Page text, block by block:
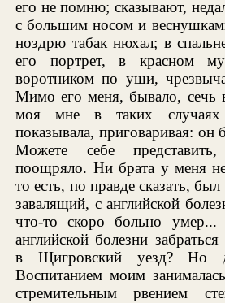
его не помню; сказывают,
с большим носом и
ноздрю табак нюхал; в
его портрет, в красном
воротником по уши,
Мимо его меня, бывало, сечь
моя мне в таких случаях
показывала, приговаривая: он
Можете себе
поощряло. Ни брата у меня
то есть, по правде сказать,
завалящий, с английской
что-то скоро больно
английской болезни
в Щигровский уезд? Но
Воспитанием моим
стремительным рвением